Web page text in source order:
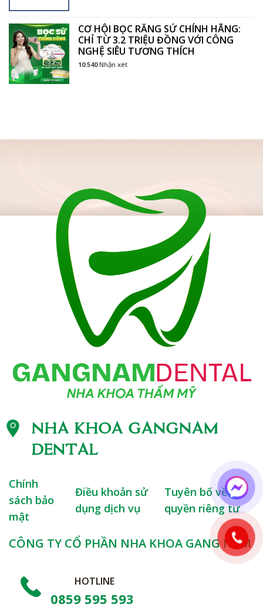
CƠ HỘI BỌC RĂNG SỨ CHÍNH HÃNG:
CHỈ TỪ 3.2 TRIỆU ĐỒNG VỚI CÔNG
NGHỆ SIÊU TƯƠNG THÍCH
10.540Nhận xét
NHA KHOA GANGNAM
DENTAL
Chính
sách bảo
mật
Điều khoản sử
dụng dịch vụ
Tuyên bố về
quyền riêng tư
CÔNG TY CỔ PHẦN NHA KHOA GANG NAM
HOTLINE
0859 595 593